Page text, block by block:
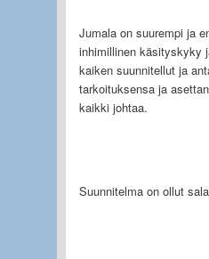
Jumala on suurempi ja
inhimillinen käsityskyky
kaiken suunnitellut ja
tarkoituksensa ja
kaikki joh­taa.
Suunnitelma on ollut